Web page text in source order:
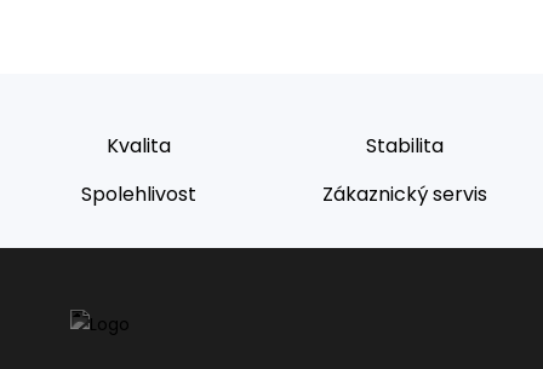
Kvalita
Stabilita
Spolehlivost
Zákaznický servis